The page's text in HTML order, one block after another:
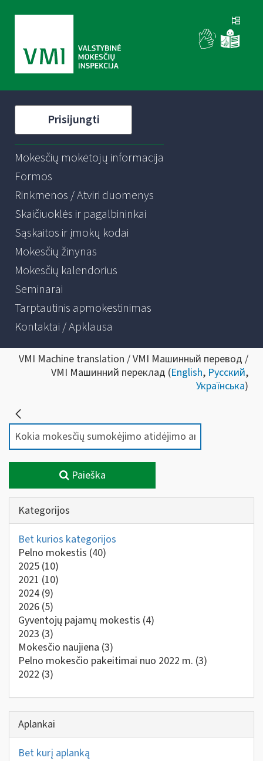
Prisijungti
Mokesčių mokėtojų informacija
Formos
Rinkmenos / Atviri duomenys
Skaičiuoklės ir pagalbininkai
Sąskaitos ir įmokų kodai
Mokesčių žinynas
Mokesčių kalendorius
Seminarai
Tarptautinis apmokestinimas
Kontaktai / Apklausa
VMI Machine translation / VMI Машинный перевод /
VMI Машинний переклад (English, Русский,
Українська)
Paieška
Kategorijos
Bet kurios kategorijos
Pelno mokestis (40)
2025 (10)
2021 (10)
2024 (9)
2026 (5)
Gyventojų pajamų mokestis (4)
2023 (3)
Mokesčio naujiena (3)
Pelno mokesčio pakeitimai nuo 2022 m. (3)
2022 (3)
Aplankai
Bet kurį aplanką